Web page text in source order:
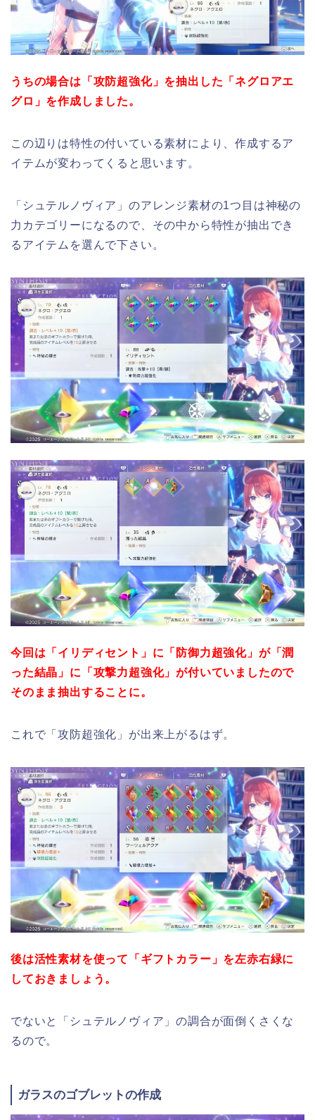
うちの場合は「攻防超強化」を抽出した「ネグロアエ
グロ」を作成しました。
この辺りは特性の付いている素材により、作成するア
イテムが変わってくると思います。
「シュテルノヴィア」のアレンジ素材の1つ目は神秘の
力カテゴリーになるので、その中から特性が抽出でき
るアイテムを選んで下さい。
今回は「イリディセント」に「防御力超強化」が「潤
った結晶」に「攻撃力超強化」が付いていましたので
そのまま抽出することに。
これで「攻防超強化」が出来上がるはず。
後は活性素材を使って「ギフトカラー」を左赤右緑に
しておきましょう。
でないと「シュテルノヴィア」の調合が面倒くさくな
るので。
ガラスのゴブレットの作成